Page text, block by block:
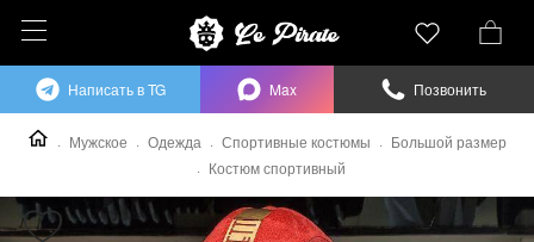
Мужское Одежда Спортивные костюмы
Большой размер
Костюм спортивный
Написать в TG Max Позвонить